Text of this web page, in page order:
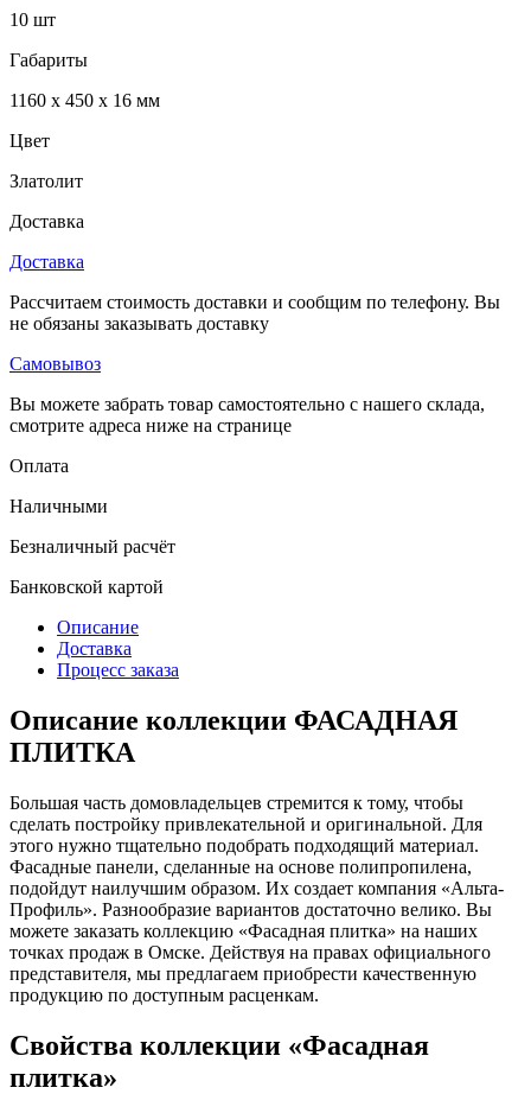
10 шт
Габариты
1160 x 450 x 16 мм
Цвет
Златолит
Доставка
Доставка
Рассчитаем стоимость доставки и сообщим по телефону. Вы
не обязаны заказывать доставку
Самовывоз
Вы можете забрать товар самостоятельно с нашего склада,
смотрите адреса ниже на странице
Оплата
Наличными
Безналичный расчёт
Банковской картой
Описание
Доставка
Процесс заказа
Описание коллекции ФАСАДНАЯ
ПЛИТКА
Большая часть домовладельцев стремится к тому, чтобы
сделать постройку привлекательной и оригинальной. Для
этого нужно тщательно подобрать подходящий материал.
Фасадные панели, сделанные на основе полипропилена,
подойдут наилучшим образом. Их создает компания «Альта-
Профиль». Разнообразие вариантов достаточно велико. Вы
можете заказать коллекцию «Фасадная плитка» на наших
точках продаж в Омске. Действуя на правах официального
представителя, мы предлагаем приобрести качественную
продукцию по доступным расценкам.
Свойства коллекции «Фасадная
плитка»